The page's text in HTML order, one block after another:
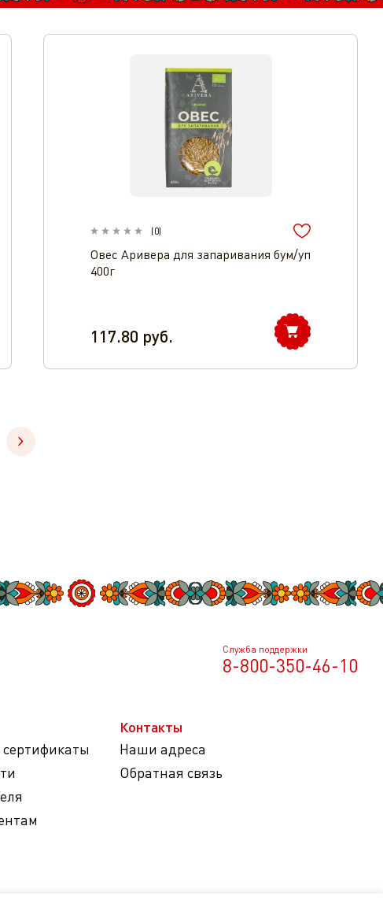
(0)
Овес Аривера для запаривания бум/уп
400г
117.80 руб.
Служба поддержки
8-800-350-46-10
Контакты
Наши адреса
Обратная связь